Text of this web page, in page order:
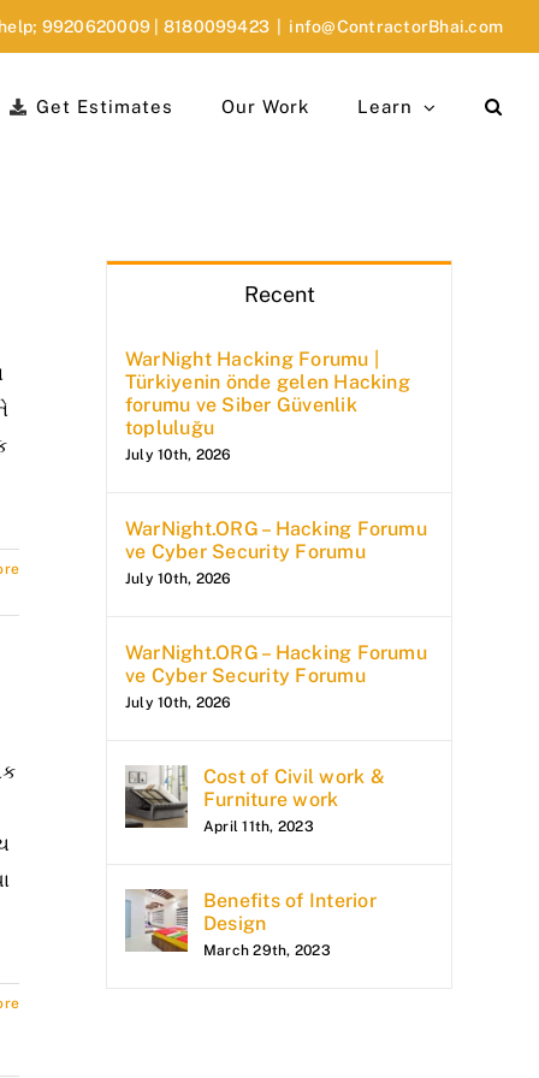
9920620009 8180099423 info@ContractorBhai.com
Get Estimates Our Work Learn
Recent
WarNight Hacking Forumu |
Türkiyenin önde gelen Hacking
forumu ve Siber Güvenlik
topluluğu
July 10th, 2026
WarNight.ORG – Hacking Forumu
ve Cyber Security Forumu
July 10th, 2026
WarNight.ORG – Hacking Forumu
ve Cyber Security Forumu
July 10th, 2026
Cost of Civil work &
Furniture work
April 11th, 2023
Benefits of Interior
Design
March 29th, 2023